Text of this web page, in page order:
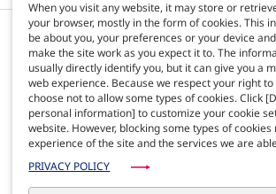
Conditions d'utilisation
Politique de confidentialité
Plan du site
Documents d'AGC Automotive Americas
When you visit any website, it may store or
your browser, mostly in the form of cookies. This
be about you, your preferences or your device
make the site work as you expect it to. The
usually directly identify you, but it can give you a
web experience. Because we respect your right to
choose not to allow some types of cookies. Click
personal information] to customize your cookie
website. However, blocking some types of
experience of the site and the services we are
PRIVACY POLICY